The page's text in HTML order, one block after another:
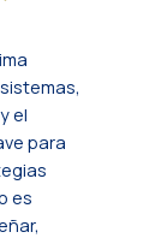
el
para
es